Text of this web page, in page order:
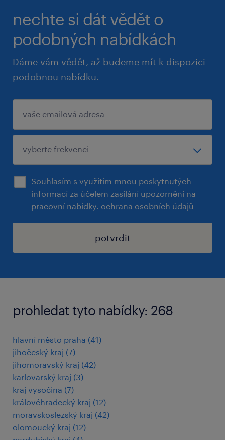
nechte si dát vědět o
podobných nabídkách
Dáme vám vědět, až budeme mít k dispozici
podobnou nabídku.
Souhlasím s využitím mnou poskytnutých
informací za účelem zasílání upozornění na
pracovní nabídky. ochrana osobních údajů
potvrdit
prohledat tyto nabídky: 268
hlavní město praha (41)
jihočeský kraj (7)
jihomoravský kraj (42)
karlovarský kraj (3)
kraj vysočina (7)
královéhradecký kraj (12)
moravskoslezský kraj (42)
olomoucký kraj (12)